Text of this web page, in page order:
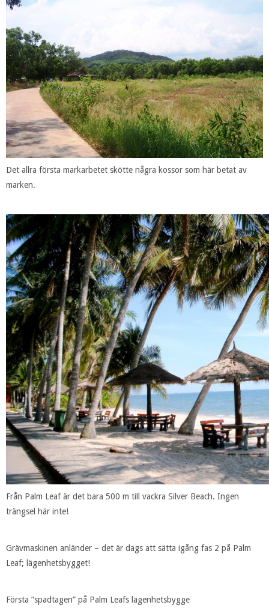
Det allra första markarbetet skötte några kossor som här betat av
marken.
Från Palm Leaf är det bara 500 m till vackra Silver Beach. Ingen
trängsel här inte!
Grävmaskinen anländer – det är dags att sätta igång fas 2 på Palm
Leaf; lägenhetsbygget!
Första ”spadtagen” på Palm Leafs lägenhetsbygge